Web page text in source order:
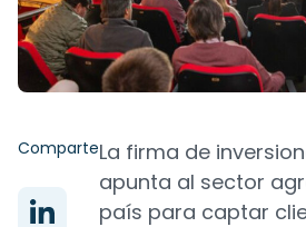
ComparteLa firma de
apunta al sector
país para captar